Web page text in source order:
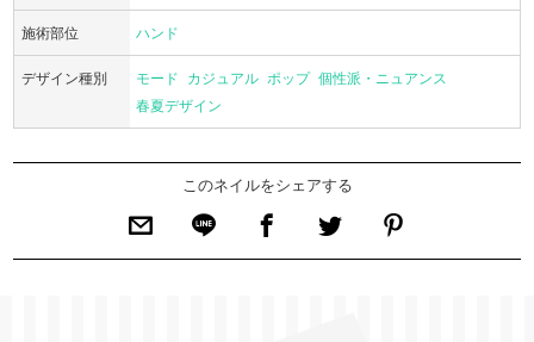
施術部位 ハンド
デザイン種別 モード カジュアル ポップ 個性派・ニュアンス
春夏デザイン
このネイルをシェアする